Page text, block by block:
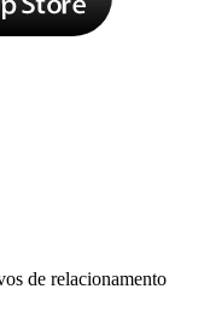
de relacionamento